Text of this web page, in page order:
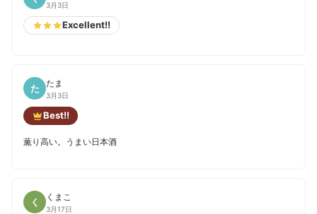
3月3日
Excellent!!
た たま
3月3日
Best!!
薫り高い。うまい日本酒
く くまこ
3月17日